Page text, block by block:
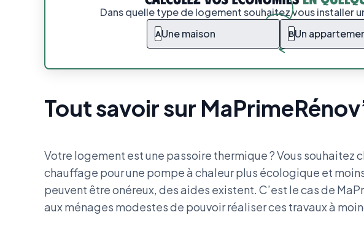
Dans quelle type de logement souhaitez vous installer
AUne maison BUn
Tout savoir sur
Votre logement est une passoire thermique ? Vous souhaitez
chauffage pour une pompe à chaleur plus écologique et
peuvent être onéreux, des aides existent. C’est le cas de
aux ménages modestes de pouvoir réaliser ces travaux à